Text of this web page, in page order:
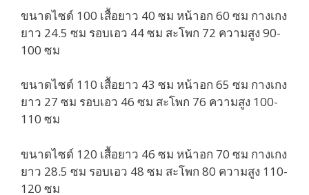
ขนาดไซด์ 100 เสื้อยาว 40 ซม หน้าอก 60 ซม กางเกง
ยาว 24.5 ซม รอบเอว 44 ซม สะโพก 72 ความสูง 90-
100 ซม
ขนาดไซด์ 110 เสื้อยาว 43 ซม หน้าอก 65 ซม กางเกง
ยาว 27 ซม รอบเอว 46 ซม สะโพก 76 ความสูง 100-
110 ซม
ขนาดไซด์ 120 เสื้อยาว 46 ซม หน้าอก 70 ซม กางเกง
ยาว 28.5 ซม รอบเอว 48 ซม สะโพก 80 ความสูง 110-
120 ซม